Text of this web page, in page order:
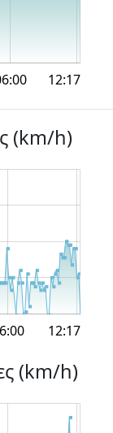
12:17
(km/h)
12:17
(km/h)